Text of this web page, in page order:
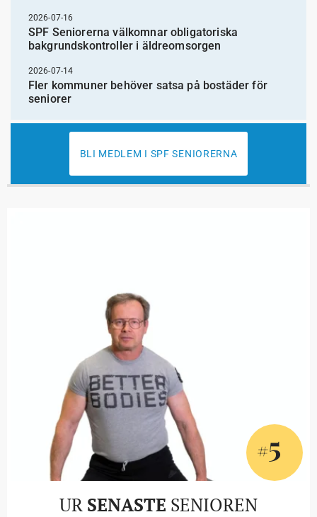
2026-07-16
SPF Seniorerna välkomnar obligatoriska
bakgrundskontroller i äldreomsorgen
2026-07-14
Fler kommuner behöver satsa på bostäder för
seniorer
BLI MEDLEM I SPF SENIORERNA
#5
UR SENASTE SENIOREN